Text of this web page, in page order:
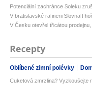
Potenciální zachránce Soleku
V bratislavské rafinerii Slovnaft
V Česku otevřel třicátou
Recepty
Oblíbené zimní polévky
Cuketová zmrzlina? Vyzkoušejte